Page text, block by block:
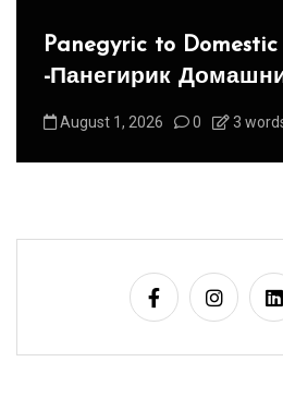
Panegyric to Domestic
-Панегирик
August 1, 2026 0 3